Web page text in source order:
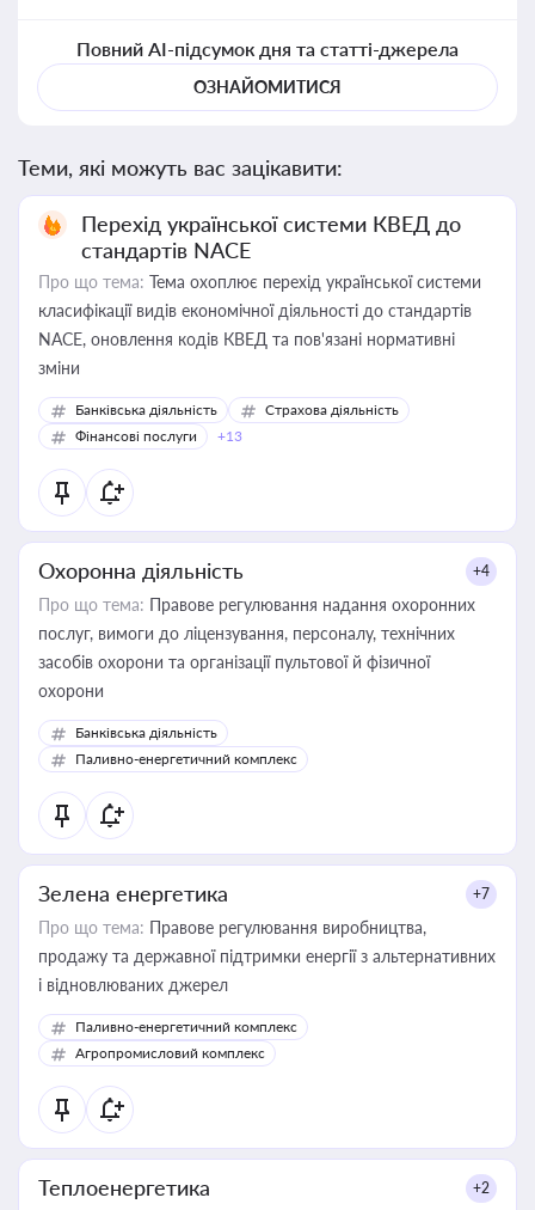
Повний AI-підсумок дня та статті-джерела
ОЗНАЙОМИТИСЯ
Теми, які можуть вас зацікавити:
Перехід української системи КВЕД до
стандартів NACE
Про що тема: Тема охоплює перехід української системи
класифікації видів економічної діяльності до стандартів
NACE, оновлення кодів КВЕД та пов'язані нормативні
зміни
Банківська діяльність
Страхова діяльність
Фінансові послуги
+13
Охоронна діяльність +4
Про що тема: Правове регулювання надання охоронних
послуг, вимоги до ліцензування, персоналу, технічних
засобів охорони та організації пультової й фізичної
охорони
Банківська діяльність
Паливно-енергетичний комплекс
Зелена енергетика +7
Про що тема: Правове регулювання виробництва,
продажу та державної підтримки енергії з альтернативних
і відновлюваних джерел
Паливно-енергетичний комплекс
Агропромисловий комплекс
Теплоенергетика +2